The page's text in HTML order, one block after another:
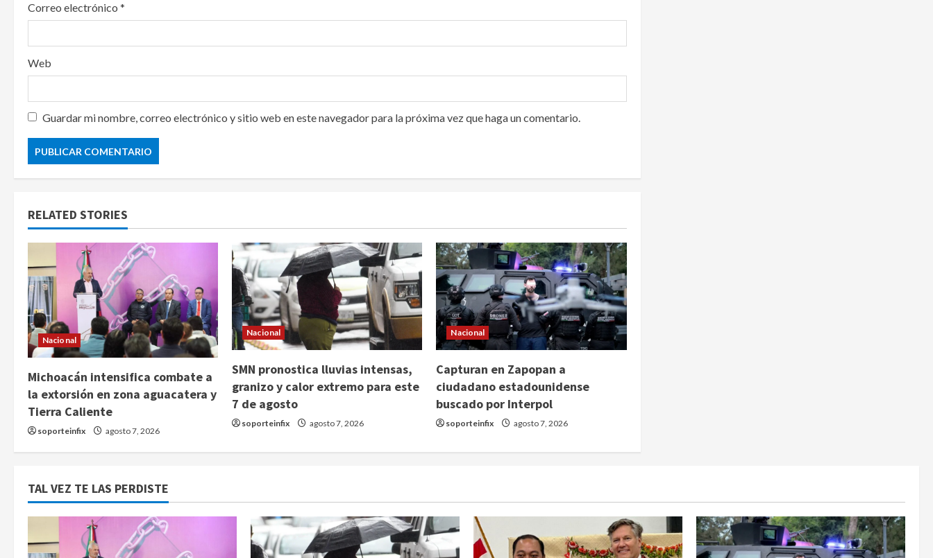
Correo electrónico *
Web
Guardar mi nombre, correo electrónico y sitio web en este navegador para la próxima vez que haga un comentario.
RELATED STORIES
Nacional
Michoacán intensifica combate a
la extorsión en zona aguacatera y
Tierra Caliente
soporteinfix agosto 7, 2026
Nacional
SMN pronostica lluvias intensas,
granizo y calor extremo para este
7 de agosto
soporteinfix agosto 7, 2026
Nacional
Capturan en Zapopan a
ciudadano estadounidense
buscado por Interpol
soporteinfix agosto 7, 2026
TAL VEZ TE LAS PERDISTE